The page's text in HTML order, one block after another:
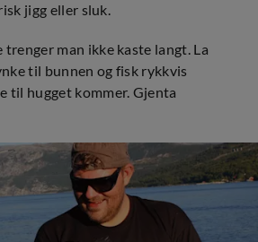
jigg eller sluk.
trenger man ikke kaste langt. La
til bunnen og fisk rykkvis
til hugget kommer. Gjenta